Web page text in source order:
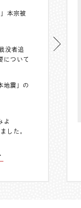
本宗被
没者追
について
地震」の
よ
した。